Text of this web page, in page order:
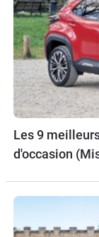
Les 9
d'occasion